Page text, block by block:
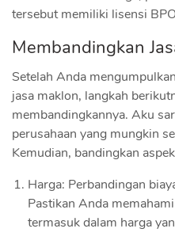
tersebut memiliki lisensi
Membandingkan
Setelah Anda
jasa maklon, langkah
membandingkannya. Aku
perusahaan yang mungkin
Kemudian, bandingkan
Harga: Perbandingan
Pastikan Anda
termasuk dalam harga